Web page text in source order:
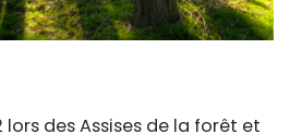
des Assises de la forêt et